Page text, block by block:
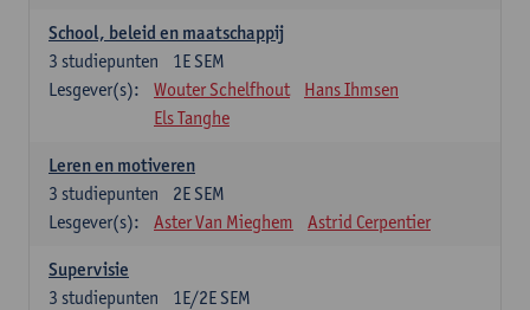
School, beleid en maatschappij
1E SEM
3 studiepunten
Lesgever(s):
Wouter Schelfhout
Hans Ihmsen
Els Tanghe
Leren en motiveren
2E SEM
3 studiepunten
Lesgever(s):
Aster Van Mieghem Astrid Cerpentier
Supervisie
1E/2E SEM
3 studiepunten